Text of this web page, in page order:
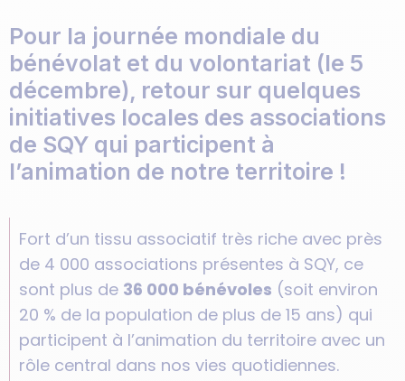
Pour la journée mondiale du
bénévolat et du volontariat (le 5
décembre), retour sur quelques
initiatives locales des associations
de SQY qui participent à
l’animation de notre territoire !
Fort d’un tissu associatif très riche avec près
de 4 000 associations présentes à SQY, ce
sont plus de 36 000 bénévoles (soit environ
20 % de la population de plus de 15 ans) qui
participent à l’animation du territoire avec un
rôle central dans nos vies quotidiennes.